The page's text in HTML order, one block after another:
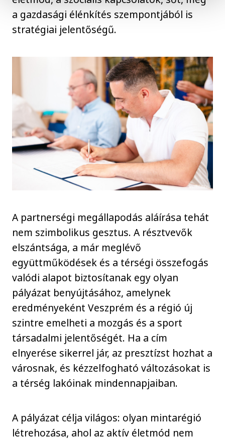
a gazdasági élénkítés szempontjából is
stratégiai jelentőségű.
A partnerségi megállapodás aláírása tehát
nem szimbolikus gesztus. A résztvevők
elszántsága, a már meglévő
együttműködések és a térségi összefogás
valódi alapot biztosítanak egy olyan
pályázat benyújtásához, amelynek
eredményeként Veszprém és a régió új
szintre emelheti a mozgás és a sport
társadalmi jelentőségét. Ha a cím
elnyerése sikerrel jár, az presztízst hozhat a
városnak, és kézzelfogható változásokat is
a térség lakóinak mindennapjaiban.
A pályázat célja világos: olyan mintarégió
létrehozása, ahol az aktív életmód nem